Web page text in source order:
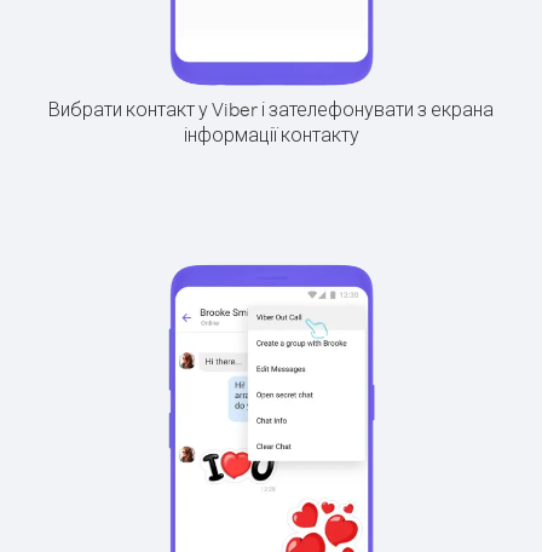
Вибрати контакт у Viber і зателефонувати з екрана
інформації контакту